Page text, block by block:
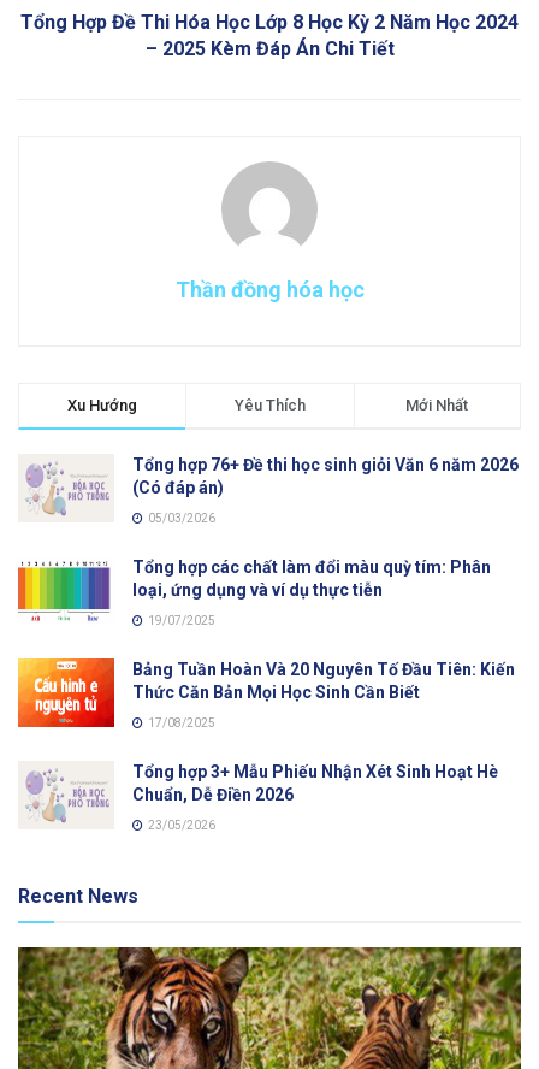
Tổng Hợp Đề Thi Hóa Học Lớp 8 Học Kỳ 2 Năm Học 2024
– 2025 Kèm Đáp Án Chi Tiết
Thần đồng hóa học
Xu Hướng Yêu Thích Mới Nhất
Tổng hợp 76+ Đề thi học sinh giỏi Văn 6 năm 2026
(Có đáp án)
05/03/2026
Tổng hợp các chất làm đổi màu quỳ tím: Phân
loại, ứng dụng và ví dụ thực tiễn
19/07/2025
Bảng Tuần Hoàn Và 20 Nguyên Tố Đầu Tiên: Kiến
Thức Căn Bản Mọi Học Sinh Cần Biết
17/08/2025
Tổng hợp 3+ Mẫu Phiếu Nhận Xét Sinh Hoạt Hè
Chuẩn, Dễ Điền 2026
23/05/2026
Recent News